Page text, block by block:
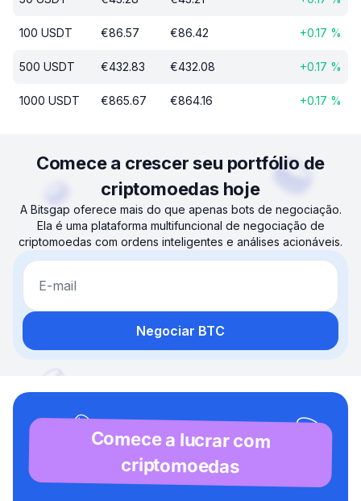
100 USDT €86.57 €86.42 +0.17 %
500 USDT €432.83 €432.08 +0.17 %
1000 USDT €865.67 €864.16 +0.17 %
Comece a crescer seu portfólio de
criptomoedas hoje
A Bitsgap oferece mais do que apenas bots de negociação.
Ela é uma plataforma multifuncional de negociação de
criptomoedas com ordens inteligentes e análises acionáveis.
E-mail
Negociar BTC
Comece a lucrar com
criptomoedas